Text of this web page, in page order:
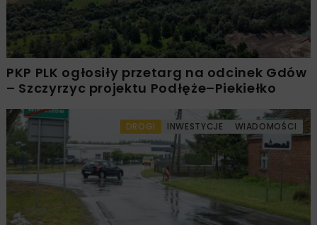
PKP PLK ogłosiły przetarg na odcinek Gdów
– Szczyrzyc projektu Podłęże–Piekiełko
DROGI INWESTYCJE WIADOMOŚCI